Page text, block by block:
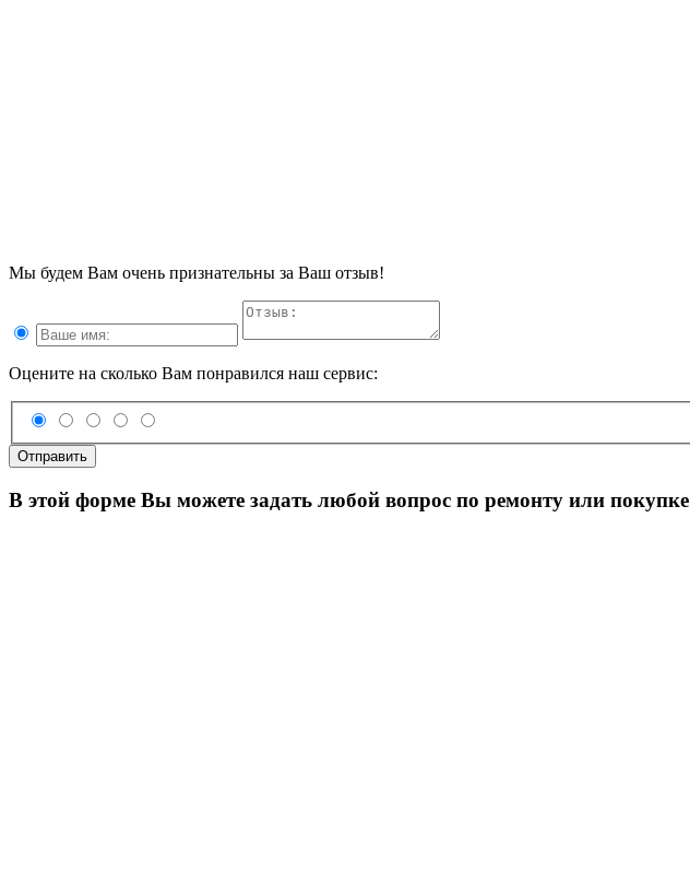
Мы будем Вам очень признательны за Ваш отзыв!
Оцените на сколько Вам понравился наш сервис:
Отправить
В этой форме Вы можете задать любой вопрос по ремонту или покупке